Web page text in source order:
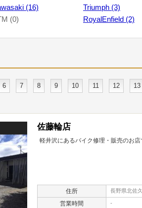
(16)
(0)
Triumph (3)
RoyalEnfield (2)
6 7 8 9 10 11 12 13
佐藤輪店
軽井沢にあるバイク修理・販売のお店
住所 長野県北佐
営業時間 -